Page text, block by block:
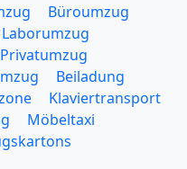
Büroumzug
Laborumzug
Privatumzug
Beiladung
Klaviertransport
Möbeltaxi